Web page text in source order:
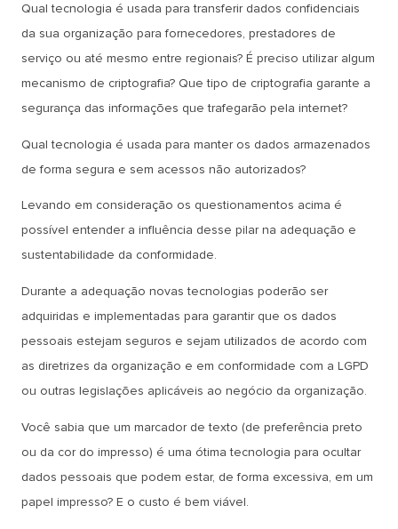
Qual tecnologia é usada para transferir dados confidenciais
da sua organização para fornecedores, prestadores de
serviço ou até mesmo entre regionais? É preciso utilizar algum
mecanismo de criptografia? Que tipo de criptografia garante a
segurança das informações que trafegarão pela internet?
Qual tecnologia é usada para manter os dados armazenados
de forma segura e sem acessos não autorizados?
Levando em consideração os questionamentos acima é
possível entender a influência desse pilar na adequação e
sustentabilidade da conformidade.
Durante a adequação novas tecnologias poderão ser
adquiridas e implementadas para garantir que os dados
pessoais estejam seguros e sejam utilizados de acordo com
as diretrizes da organização e em conformidade com a LGPD
ou outras legislações aplicáveis ao negócio da organização.
Você sabia que um marcador de texto (de preferência preto
ou da cor do impresso) é uma ótima tecnologia para ocultar
dados pessoais que podem estar, de forma excessiva, em um
papel impresso? E o custo é bem viável.